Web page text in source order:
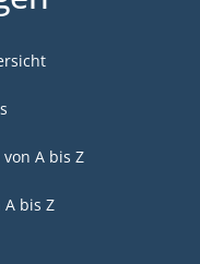
A bis Z
bis Z